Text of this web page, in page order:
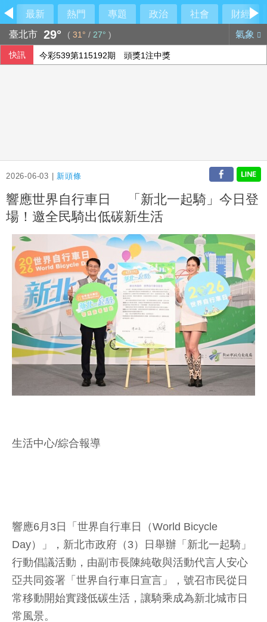
最新 熱門 專題 政治 社會
財經
臺北市 29° ( 31° / 27° ) 氣象
快訊 今彩539第115192期 頭獎1注中獎
2026-06-03 | 新頭條
響應世界自行車日 「新北一起騎」今日登
場！邀全民騎出低碳新生活
生活中心/綜合報導
響應6月3日「世界自行車日（World Bicycle
Day）」，新北市政府（3）日舉辦「新北一起騎」
行動倡議活動，由副市長陳純敬與活動代言人安心
亞共同簽署「世界自行車日宣言」，號召市民從日
常移動開始實踐低碳生活，讓騎乘成為新北城市日
常風景。